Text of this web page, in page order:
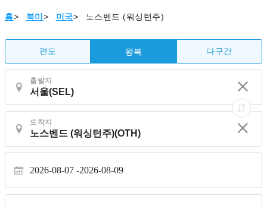
홈> 북미 > 미국> 노스벤드 (워싱턴주)
편도 왕복 다구간
출발지
도착지
2026-08-07 2026-08-09